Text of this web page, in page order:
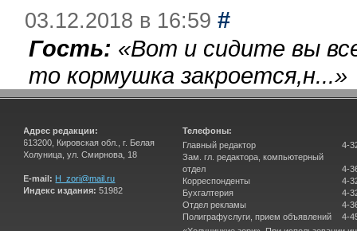
03.12.2018 в 16:59 #
Гость: «Вот и сидите вы
то кормушка закроется,н...»
Адрес редакции:
613200, Кировская обл., г. Белая
Холуница, ул. Смирнова, 18
E-mail: H_zori@mail.ru
Индекс издания: 51982
Телефоны:
Главный редактор
Зам. гл. редактора, компьютерный
отдел
Корреспонденты
Бухгалтерия
Отдел рекламы
Полиграфуслуги, прием объявлений
4-
4-
4-
4-
4-
4-